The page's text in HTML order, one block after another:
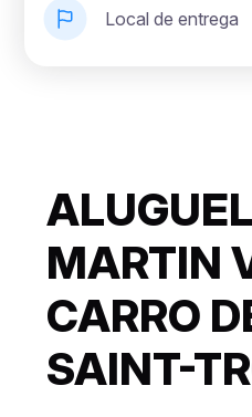
Local de entrega
MARTIN
CARRO
SAINT-